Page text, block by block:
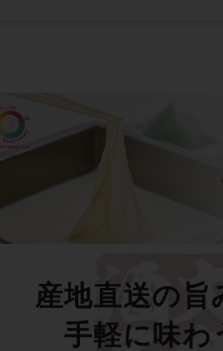
産地直送の旨
手軽に味わ